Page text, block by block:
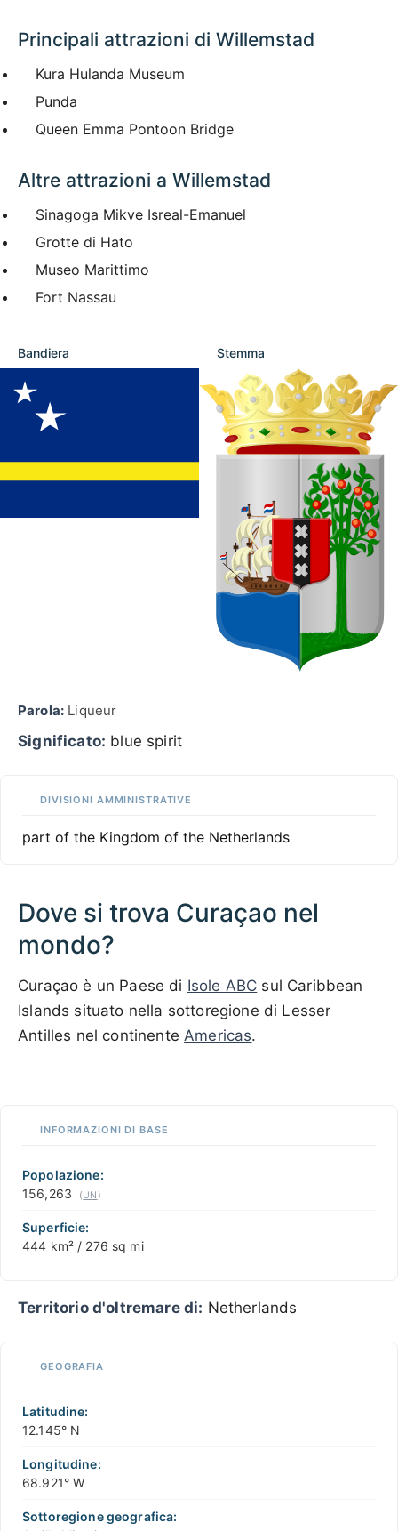
Principali attrazioni di Willemstad
Kura Hulanda Museum
Punda
Queen Emma Pontoon Bridge
Altre attrazioni a Willemstad
Sinagoga Mikve Isreal-Emanuel
Grotte di Hato
Museo Marittimo
Fort Nassau
Bandiera Stemma
Parola: Liqueur
Significato: blue spirit
DIVISIONI AMMINISTRATIVE
part of the Kingdom of the Netherlands
Dove si trova Curaçao nel
mondo?
Curaçao è un Paese di Isole ABC sul Caribbean
Islands situato nella sottoregione di Lesser
Antilles nel continenteAmericas.
100 km / 62.1 mi
−
INFORMAZIONI DI BASE
Popolazione:
156,263
(UN)
Superficie:
444 km² / 276 sq mi
Territorio d'oltremare di: Netherlands
GEOGRAFIA
Latitudine:
12.145° N
Longitudine:
68.921° W
Sottoregione geografica: